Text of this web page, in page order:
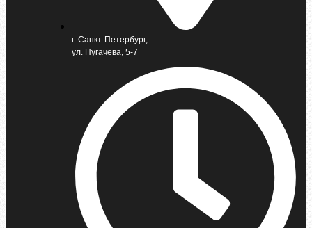
г. Санкт-Петербург,
ул. Пугачева, 5-7